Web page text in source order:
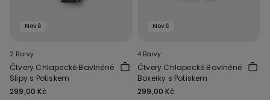
Nové
2 Barvy
Čtvery Chlapecké Bavlněné
Slipy s Potiskem
299,00 Kč
Nové
4 Barvy
Čtvery Chlapecké Bavlněné
Boxerky s Potiskem
299,00 Kč